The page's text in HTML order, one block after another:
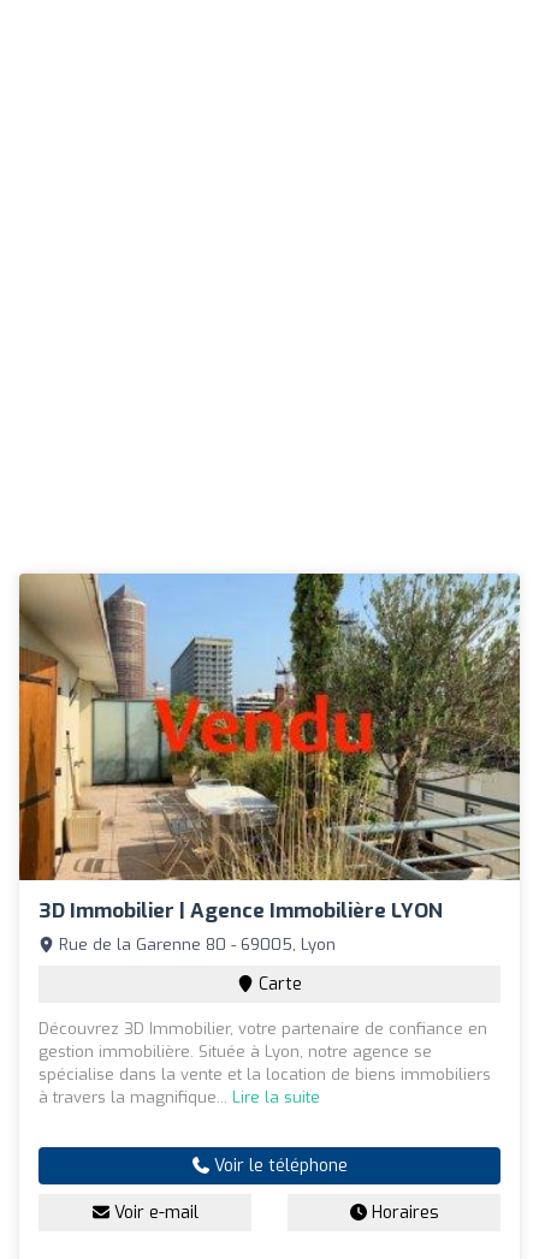
3D Immobilier | Agence Immobilière LYON
Rue de la Garenne 80 - 69005, Lyon
Carte
Découvrez 3D Immobilier, votre partenaire de confiance en
gestion immobilière. Située à Lyon, notre agence se
spécialise dans la vente et la location de biens immobiliers
à travers la magnifique... Lire la suite
Voir le téléphone
Voir e-mail Horaires